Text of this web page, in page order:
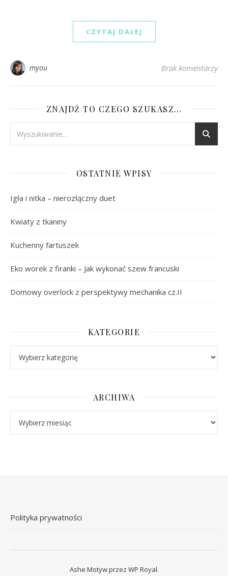
CZYTAJ DALEJ
myou Brak komentarzy
ZNAJDŹ TO CZEGO SZUKASZ…
OSTATNIE WPISY
Igła i nitka – nierozłączny duet
Kwiaty z tkaniny
Kuchenny fartuszek
Eko worek z firanki – Jak wykonać szew francuski
Domowy overlock z perspektywy mechanika cz.II
KATEGORIE
ARCHIWA
Polityka prywatności
Ashe Motyw przez WP Royal.